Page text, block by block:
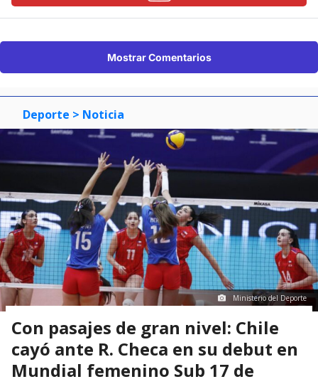
Mostrar Comentarios
Deporte > Noticia
Ministerio del Deporte
Con pasajes de gran nivel: Chile
cayó ante R. Checa en su debut en
Mundial femenino Sub 17 de